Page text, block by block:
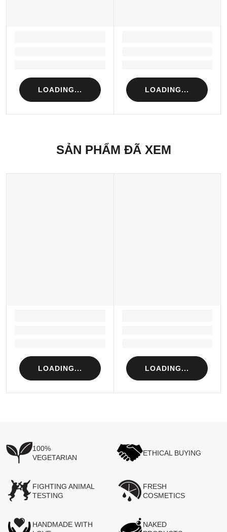
LOADING... LOADING...
SẢN PHẨM ĐÃ XEM
LOADING... LOADING...
100%
VEGETARIAN
ETHICAL BUYING
FIGHTING ANIMAL
TESTING
FRESH
COSMETICS
HANDMADE WITH
NAKED